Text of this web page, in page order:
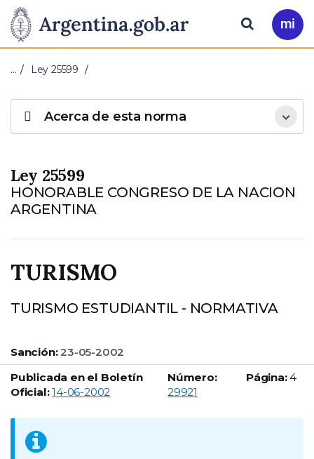
Presidencia
de
Nación
Pasar al contenido principal
Ir
a
Buscar
… Ley 25599
Ley 25599
HONORABLE CONGRESO DE LA NACION
ARGENTINA
TURISMO
TURISMO ESTUDIANTIL - NORMATIVA
Sanción: 23-05-2002
Publicada en el Boletín
Oficial: 14-06-2002
Número:
Boletín Oficial número:
29921
Página: 4
Acerca de esta norma